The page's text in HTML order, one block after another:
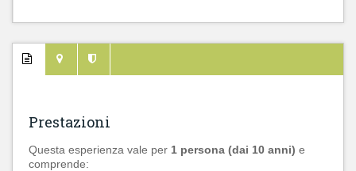
Prestazioni
Questa esperienza vale per 1 persona (dai 10 anni) e
comprende: